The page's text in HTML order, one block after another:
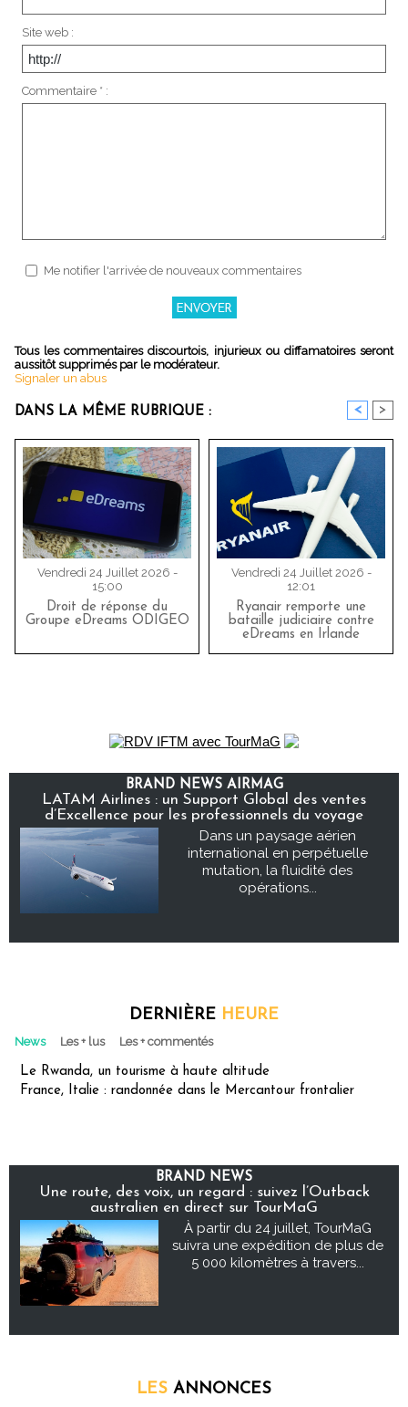
Site web :
Commentaire * :
Me notifier l'arrivée de nouveaux commentaires
Tous les commentaires discourtois, injurieux ou diffamatoires seront
aussitôt supprimés par le modérateur.
Signaler un abus
DANS LA MÊME RUBRIQUE : < >
Vendredi 24 Juillet 2026 -
15:00
Droit de réponse du
Groupe eDreams ODIGEO
Vendredi 24 Juillet 2026 -
12:01
Ryanair remporte une
bataille judiciaire contre
eDreams en Irlande
BRAND NEWS AIRMAG
LATAM Airlines : un Support Global des ventes
d’Excellence pour les professionnels du voyage
Dans un paysage aérien
international en perpétuelle
mutation, la fluidité des
opérations...
DERNIÈRE HEURE
News Les + lus Les + commentés
Le Rwanda, un tourisme à haute altitude
France, Italie : randonnée dans le Mercantour frontalier
BRAND NEWS
Une route, des voix, un regard : suivez l’Outback
australien en direct sur TourMaG
À partir du 24 juillet, TourMaG
suivra une expédition de plus de
5 000 kilomètres à travers...
LES ANNONCES